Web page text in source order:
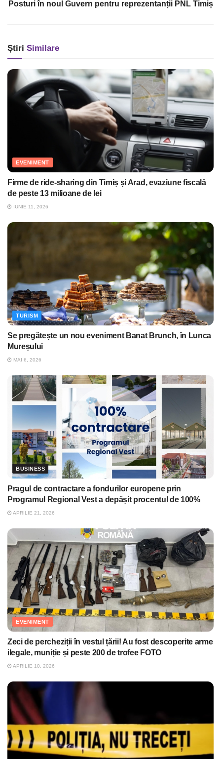
Posturi în noul Guvern pentru reprezentanții PNL Timiș
Știri Similare
EVENIMENT
Firme de ride-sharing din Timiș și Arad, evaziune fiscală
de peste 13 milioane de lei
IUNIE 11, 2026
TURISM
Se pregătește un nou eveniment Banat Brunch, în Lunca
Mureșului
MAI 6, 2026
BUSINESS
Pragul de contractare a fondurilor europene prin
Programul Regional Vest a depășit procentul de 100%
APRILIE 21, 2026
EVENIMENT
Zeci de percheziții în vestul țării! Au fost descoperite arme
ilegale, muniție și peste 200 de trofee FOTO
APRILIE 10, 2026